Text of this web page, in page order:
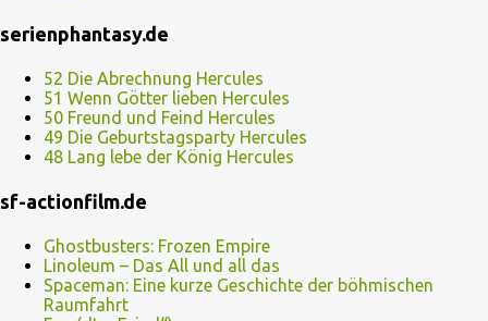
serienphantasy.de
52 Die Abrechnung Hercules
51 Wenn Götter lieben Hercules
50 Freund und Feind Hercules
49 Die Geburtstagsparty Hercules
48 Lang lebe der König Hercules
sf-actionfilm.de
Ghostbusters: Frozen Empire
Linoleum – Das All und all das
Spaceman: Eine kurze Geschichte der böhmischen
Raumfahrt